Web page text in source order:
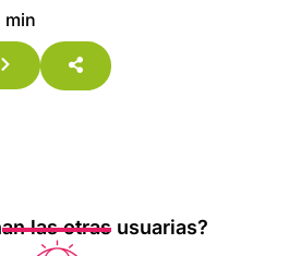
min
las otras usuarias?